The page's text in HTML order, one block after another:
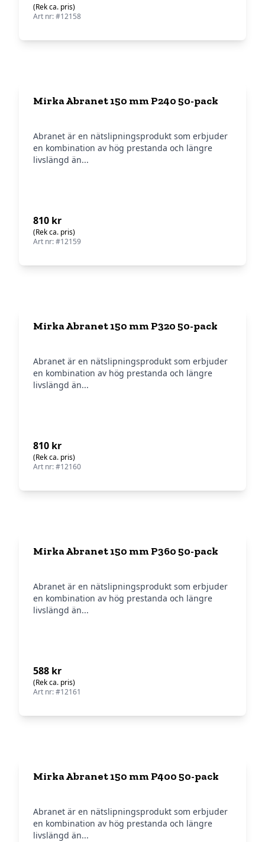
(Rek ca. pris)
Art nr: #12158
Mirka Abranet 150 mm P240 50-pack
Abranet är en nätslipningsprodukt som erbjuder
en kombination av hög prestanda och längre
livslängd än...
810 kr
(Rek ca. pris)
Art nr: #12159
Mirka Abranet 150 mm P320 50-pack
Abranet är en nätslipningsprodukt som erbjuder
en kombination av hög prestanda och längre
livslängd än...
810 kr
(Rek ca. pris)
Art nr: #12160
Mirka Abranet 150 mm P360 50-pack
Abranet är en nätslipningsprodukt som erbjuder
en kombination av hög prestanda och längre
livslängd än...
588 kr
(Rek ca. pris)
Art nr: #12161
Mirka Abranet 150 mm P400 50-pack
Abranet är en nätslipningsprodukt som erbjuder
en kombination av hög prestanda och längre
livslängd än...